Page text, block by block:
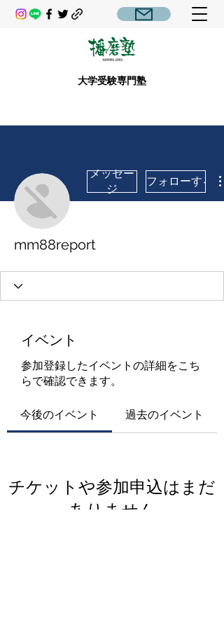
大学受験専門塾
メッセー
ジ
フォローする
mm88report
イベント
参加登録したイベントの詳細をこち
らで確認できます。
今後のイベント 過去のイベント
チケットや参加申込はまだ
ありません